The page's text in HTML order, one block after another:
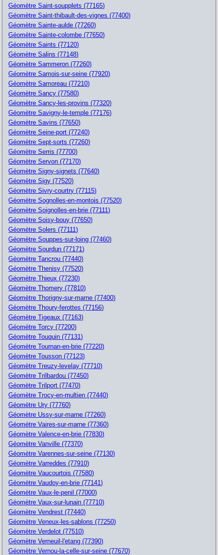
Géomètre Saint-soupplets (77165)
Géomètre Saint-thibault-des-vignes (77400)
Géomètre Sainte-aulde (77260)
Géomètre Sainte-colombe (77650)
Géomètre Saints (77120)
Géomètre Salins (77148)
Géomètre Sammeron (77260)
Géomètre Samois-sur-seine (77920)
Géomètre Samoreau (77210)
Géomètre Sancy (77580)
Géomètre Sancy-les-provins (77320)
Géomètre Savigny-le-temple (77176)
Géomètre Savins (77650)
Géomètre Seine-port (77240)
Géomètre Sept-sorts (77260)
Géomètre Serris (77700)
Géomètre Servon (77170)
Géomètre Signy-signets (77640)
Géomètre Sigy (77520)
Géomètre Sivry-courtry (77115)
Géomètre Sognolles-en-montois (77520)
Géomètre Soignolles-en-brie (77111)
Géomètre Soisy-bouy (77650)
Géomètre Solers (77111)
Géomètre Souppes-sur-loing (77460)
Géomètre Sourdun (77171)
Géomètre Tancrou (77440)
Géomètre Thenisy (77520)
Géomètre Thieux (77230)
Géomètre Thomery (77810)
Géomètre Thorigny-sur-marne (77400)
Géomètre Thoury-ferottes (77156)
Géomètre Tigeaux (77163)
Géomètre Torcy (77200)
Géomètre Touquin (77131)
Géomètre Tournan-en-brie (77220)
Géomètre Tousson (77123)
Géomètre Treuzy-levelay (77710)
Géomètre Trilbardou (77450)
Géomètre Trilport (77470)
Géomètre Trocy-en-multien (77440)
Géomètre Ury (77760)
Géomètre Ussy-sur-marne (77260)
Géomètre Vaires-sur-marne (77360)
Géomètre Valence-en-brie (77830)
Géomètre Vanville (77370)
Géomètre Varennes-sur-seine (77130)
Géomètre Varreddes (77910)
Géomètre Vaucourtois (77580)
Géomètre Vaudoy-en-brie (77141)
Géomètre Vaux-le-penil (77000)
Géomètre Vaux-sur-lunain (77710)
Géomètre Vendrest (77440)
Géomètre Veneux-les-sablons (77250)
Géomètre Verdelot (77510)
Géomètre Verneuil-l'etang (77390)
Géomètre Vernou-la-celle-sur-seine (77670)